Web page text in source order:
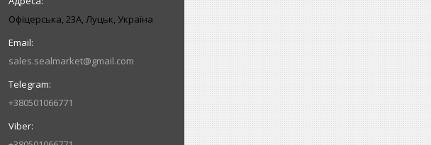
Офіцерська, 23А, Луцьк, Україна
sales.sealmarket@gmail.com
+380501066771